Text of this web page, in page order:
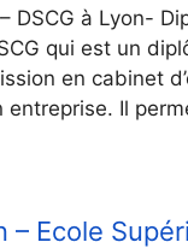
DSCG à Lyon-
qui est un
en cabinet
entreprise. Il
– Ecole